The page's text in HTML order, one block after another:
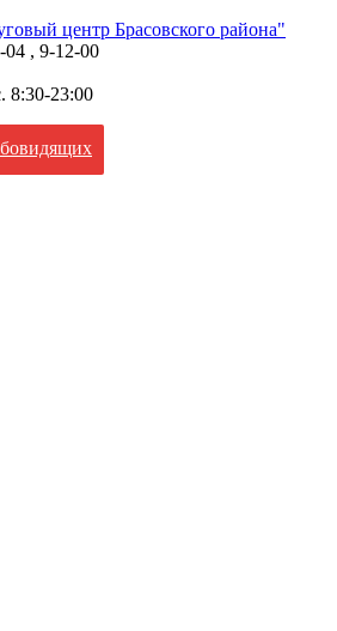
центр Брасовского района"
04 , 9-12-00
8:30-23:00